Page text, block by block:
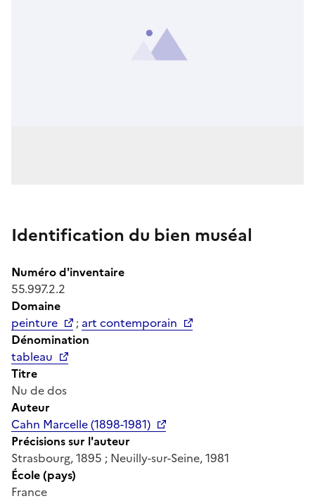
Identification du bien muséal
Numéro d'inventaire
55.997.2.2
Domaine
peinture
; art contemporain
Dénomination
tableau
Titre
Nu de dos
Auteur
Cahn Marcelle (1898-1981)
Précisions sur l'auteur
Strasbourg, 1895 ; Neuilly-sur-Seine, 1981
École (pays)
France